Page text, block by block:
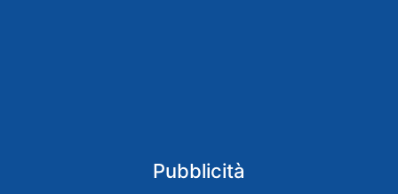
Pubblicità